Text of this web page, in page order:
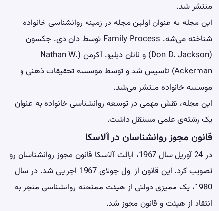
منتشر شد.
این مجله به عنوان اولین مجله در زمینه روانشناسی خانواده
شناخته می‌شه. Family Process توسط دان دی. جکسون
(Don D. Jackson) و ناتان دبلیو. آکرمن (Nathan W.
Ackerman) تاسیس شد و توسط موسسه تحقیقات ذهنی و
موسسه خانواده منتشر می‌شد.
این مجله، نقش مهمی در توسعه روانشناسی خانواده به عنوان
یک رشته‌ی علمی مستقل داشت.
قانون مجوز روانشناسان در آلاسکا
در 24 آوریل سال 1967، ایالت آلاسکا قانون مجوز روانشناسان رو
تصویب کرد. این قانون از اول جولای 1967 اجرایی شد. در سال
1980، یک ممیزی دولتی از هیئت ممتحنه روانشناسی منجر به
انتقاد از هیئت و قانون مجوز شد.